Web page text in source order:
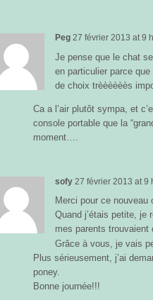
Peg 27 février 2013 at9
Je pense que le chat
en particulier parce que
de choix trèèèèèès
Ca a l’air plutôt sympa, et
console portable que la
moment….
sofy 27 février 2013 at9
Merci pour ce nouveau
Quand j’étais petite, je
mes parents
Grâce à vous, je vais
Plus sérieusement, j’ai
poney.
Bonne journée!!!